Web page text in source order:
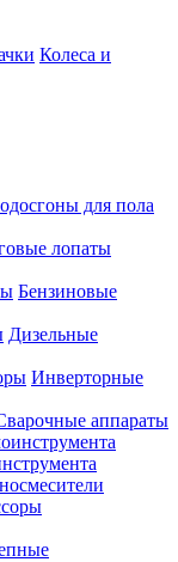
Колеса и
для пола
лопаты
Бензиновые
Дизельные
Инверторные
аппараты